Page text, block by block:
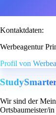
Kontaktdaten:
Werbeagentur
Profil von
Wir sind der
Ortsbaumeister/